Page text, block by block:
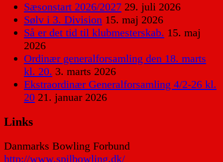
Sæsonstart 2026/2027 29. juli 2026
Sølv i 3. Division 15. maj 2026
Så er det tid til klubmesterskab. 15. maj
2026
Ordinær generalforsamling den 18. marts
kl. 20. 3. marts 2026
Ekstraordinær Generalforsamling 4/2-26 kl.
20 21. januar 2026
Links
Danmarks Bowling Forbund
http://www.spilbowling.dk/